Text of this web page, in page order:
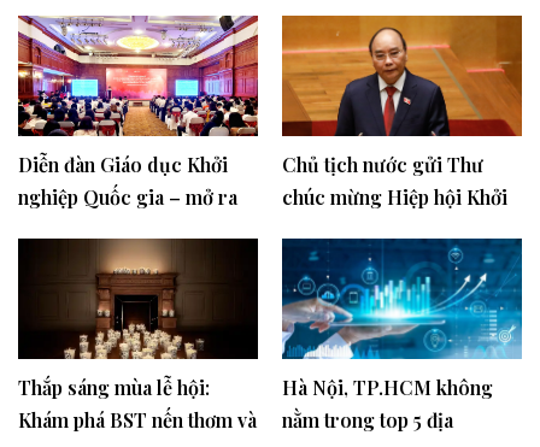
hội nghị xúc tiến thương
mại Việt - Nga
Diễn đàn Giáo dục Khởi
nghiệp Quốc gia – mở ra
Chủ tịch nước gửi Thư
chúc mừng Hiệp hội Khởi
Thắp sáng mùa lễ hội:
Khám phá BST nến thơm và
Hà Nội, TP.HCM không
nằm trong top 5 địa